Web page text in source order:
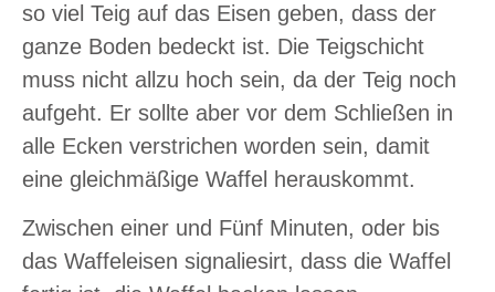
so viel Teig auf das Eisen geben, dass der
ganze Boden bedeckt ist. Die Teigschicht
muss nicht allzu hoch sein, da der Teig noch
aufgeht. Er sollte aber vor dem Schließen in
alle Ecken verstrichen worden sein, damit
eine gleichmäßige Waffel herauskommt.
Zwischen einer und Fünf Minuten, oder bis
das Waffeleisen signaliesirt, dass die Waffel